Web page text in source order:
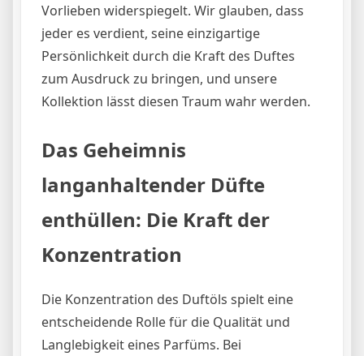
Vorlieben widerspiegelt. Wir glauben, dass
jeder es verdient, seine einzigartige
Persönlichkeit durch die Kraft des Duftes
zum Ausdruck zu bringen, und unsere
Kollektion lässt diesen Traum wahr werden.
Das Geheimnis
langanhaltender Düfte
enthüllen: Die Kraft der
Konzentration
Die Konzentration des Duftöls spielt eine
entscheidende Rolle für die Qualität und
Langlebigkeit eines Parfüms. Bei